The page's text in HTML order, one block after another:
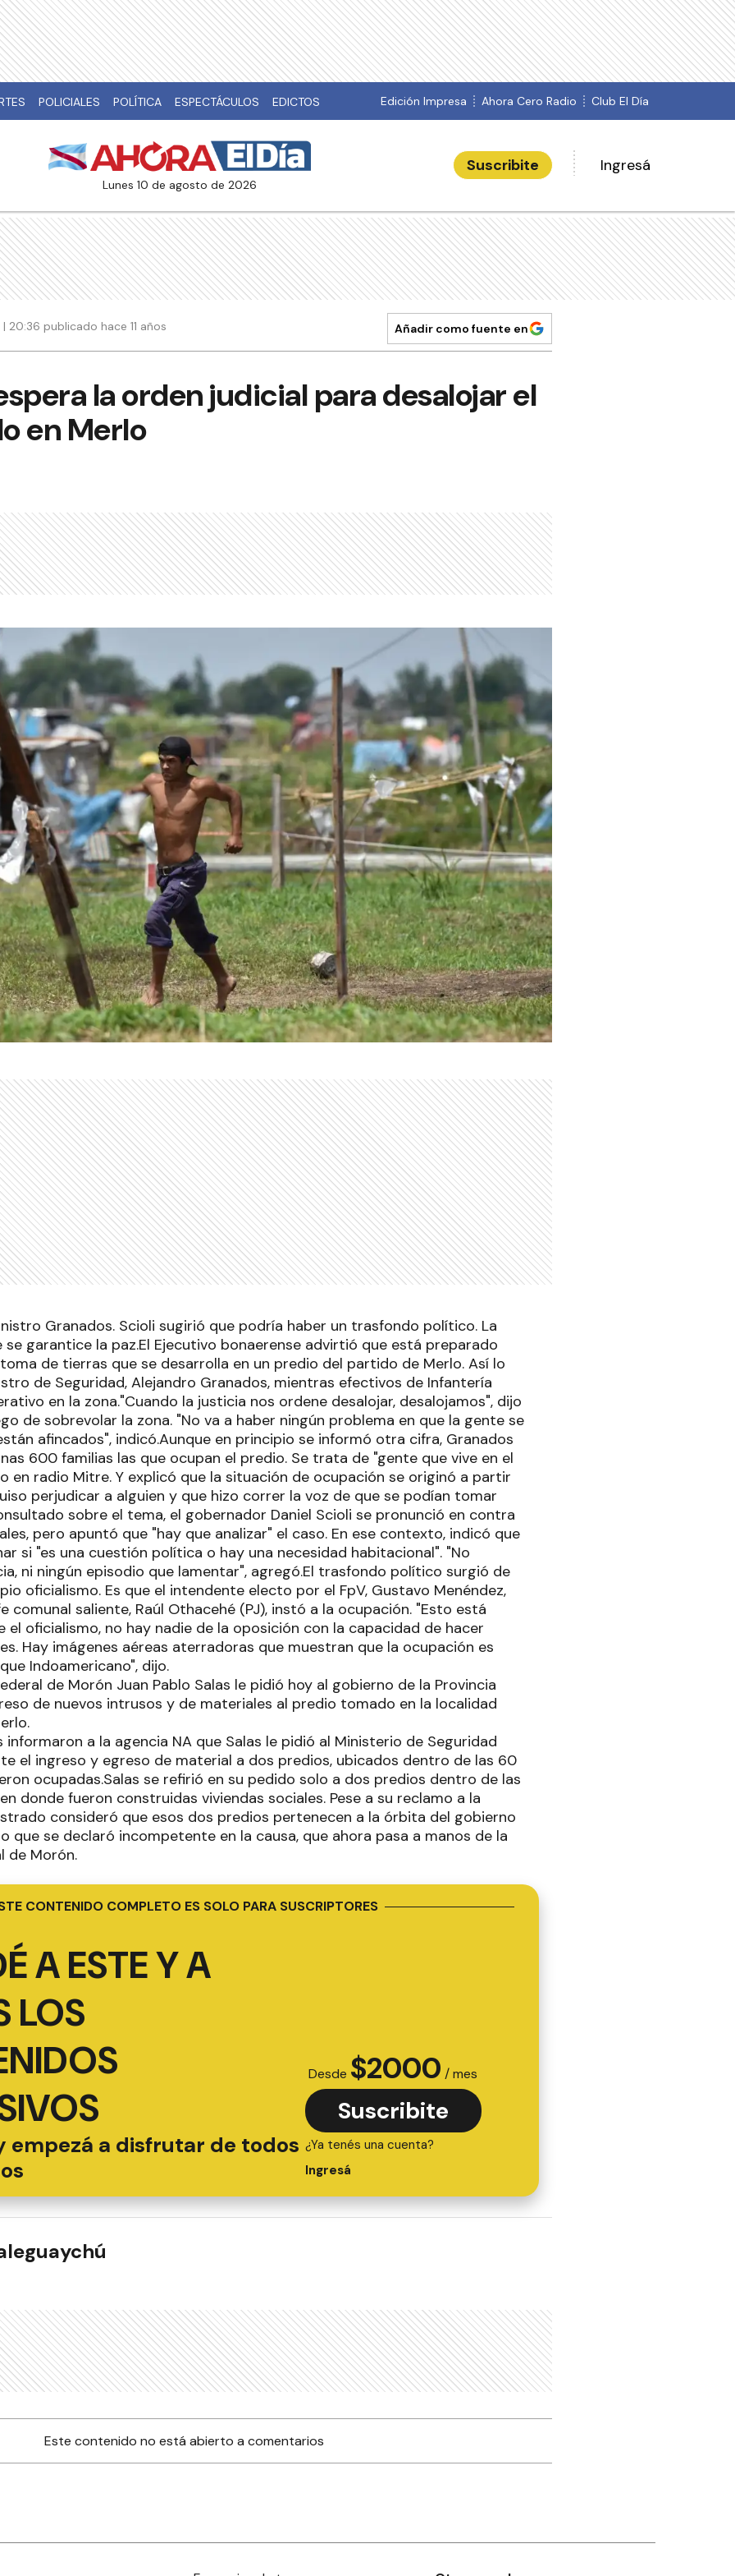
POLICIALES POLÍTICA ESPECTÁCULOS EDICTOS Edición Impresa Ahora Cero Radio Club El Día
lunes 10 de agosto de 2026
Suscribite Ingresá
20:36 publicado hace 11 años Añadir como fuente en
la orden judicial para desalojar el
en Merlo
Granados. Scioli sugirió que podría haber un trasfondo político. La
garantice la paz.El Ejecutivo bonaerense advirtió que está preparado
de tierras que se desarrolla en un predio del partido de Merlo. Así lo
de Seguridad, Alejandro Granados, mientras efectivos de Infantería
en la zona."Cuando la justicia nos ordene desalojar, desalojamos", dijo
de sobrevolar la zona. "No va a haber ningún problema en que la gente se
afincados", indicó.Aunque en principio se informó otra cifra, Granados
600 familias las que ocupan el predio. Se trata de "gente que vive en el
en radio Mitre. Y explicó que la situación de ocupación se originó a partir
perjudicar a alguien y que hizo correr la voz de que se podían tomar
sobre el tema, el gobernador Daniel Scioli se pronunció en contra
pero apuntó que "hay que analizar" el caso. En ese contexto, indicó que
si "es una cuestión política o hay una necesidad habitacional". "No
ni ningún episodio que lamentar", agregó.El trasfondo político surgió de
oficialismo. Es que el intendente electo por el FpV, Gustavo Menéndez,
comunal saliente, Raúl Othacehé (PJ), instó a la ocupación. "Esto está
el oficialismo, no hay nadie de la oposición con la capacidad de hacer
Hay imágenes aéreas aterradoras que muestran que la ocupación es
Indoamericano", dijo.
de Morón Juan Pablo Salas le pidió hoy al gobierno de la Provincia
de nuevos intrusos y de materiales al predio tomado en la localidad
informaron a la agencia NA que Salas le pidió al Ministerio de Seguridad
el ingreso y egreso de material a dos predios, ubicados dentro de las 60
ocupadas.Salas se refirió en su pedido solo a dos predios dentro de las
donde fueron construidas viviendas sociales. Pese a su reclamo a la
consideró que esos dos predios pertenecen a la órbita del gobierno
que se declaró incompetente en la causa, que ahora pasa a manos de la
de Morón.
CONTENIDO COMPLETO ES SOLO PARA SUSCRIPTORES
A ESTE Y A
LOS
empezá a disfrutar de todos
Desde $2000 / mes
Suscribite
¿Ya tenés una cuenta?
Ingresá
Este contenido no está abierto a comentarios